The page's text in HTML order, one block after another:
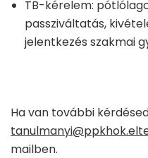
TB-kérelem:
passziváltatás,
jelentkezés szakmai
Ha van további
mailben.